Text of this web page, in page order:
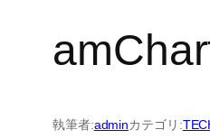
執筆者:adminカテゴリ: